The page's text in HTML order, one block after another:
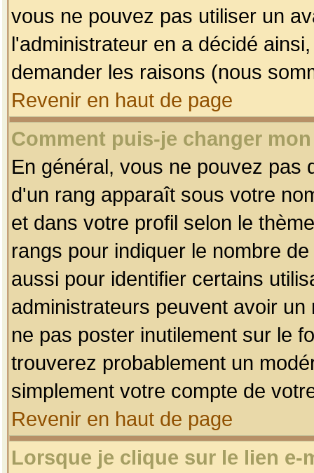
vous ne pouvez pas utiliser un
l'administrateur en a décidé
demander les raisons (nous
Revenir en haut de page
Comment puis-je changer
En général, vous ne pouvez pas
d'un rang apparaît sous votre
et dans votre profil selon le
rangs pour indiquer le nombre
aussi pour identifier certains
administrateurs peuvent avoir
ne pas poster inutilement sur le
trouverez probablement un
simplement votre compte de
Revenir en haut de page
Lorsque je clique sur le lien